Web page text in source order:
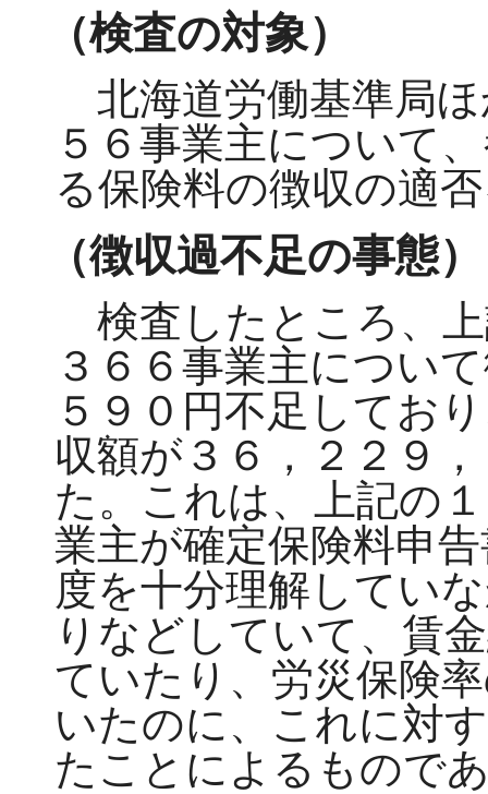
（検査の対象）
北海道労働基準局ほ
５６事業主について
る保険料の徴収の適
（徴収過不足の事態）
検査したところ、
３６６事業主につい
５９０円不足してお
収額が３６，２２９
た。これは、上記の
業主が確定保険料申
度を十分理解してい
りなどしていて、賃
ていたり、労災保険
いたのに、これに対
たことによるもので